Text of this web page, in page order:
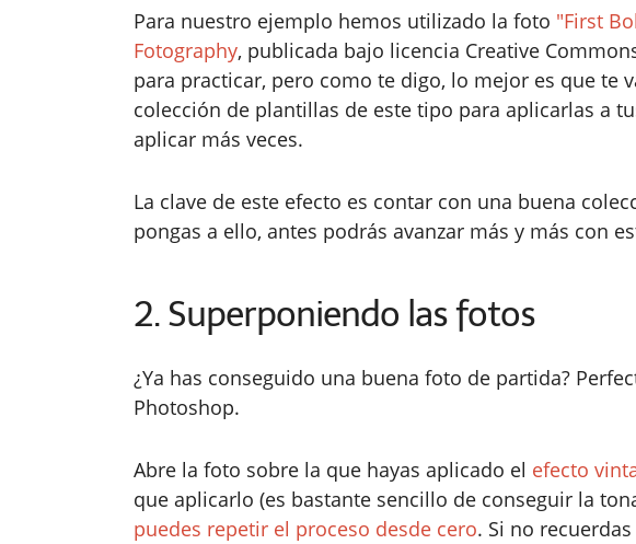
Para nuestro ejemplo hemos utilizado la foto "First
Fotography, publicada bajo licencia Creative
para practicar, pero como te digo, lo mejor es que te
colección de plantillas de este tipo para aplicarlas a
aplicar más veces.
La clave de este efecto es contar con una buena
pongas a ello, antes podrás avanzar más y más con
2. Superponiendo las fotos
¿Ya has conseguido una buena foto de partida?
Photoshop.
Abre la foto sobre la que hayas aplicado el efecto
que aplicarlo (es bastante sencillo de conseguir la
puedes repetir el proceso desde cero. Si no